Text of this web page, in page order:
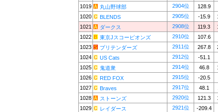
1019
丸山野球部 2904位
128.9
1020
BLENDS 2905位 -15.9
1021
ダークス 2908位 119.3
1022
東京Jスコーピオンズ 2910位
107.6
1023
プリテンダーズ 2911位 267.8
1024
US Cats 2912位
-51.1
1025
鬼道衆 2914位 46.8
1026
RED FOX 2915位
-20.5
1027
Braves 2917位 48.1
1028
ストーンズ 2920位 121.3
1029
レイダース 2921位
-209.4